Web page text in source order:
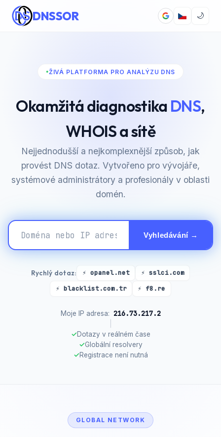
DNSSOR 🌙
ŽIVÁ PLATFORMA PRO ANALÝZU DNS
Okamžitá diagnostika DNS,
WHOIS a sítě
Nejjednodušší a nejkomplexnější způsob, jak
provést DNS dotaz. Vytvořeno pro vývojáře,
systémové administrátory a profesionály v oblasti
domén.
Vyhledávání →
Rychlý dotaz: ⚡ opanel.net
⚡ sslci.com
⚡ blacklist.com.tr
⚡ f8.re
Moje IP adresa: 216.73.217.2
✓Dotazy v reálném čase
✓Globální resolvery
✓Registrace není nutná
GLOBAL NETWORK